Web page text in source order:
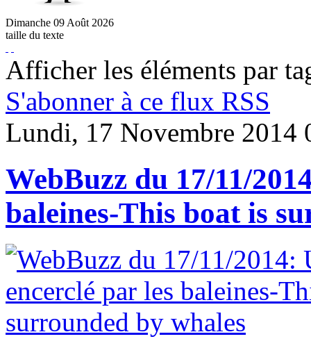
Dimanche 09 Août 2026
taille du texte
Afficher les éléments par
S'abonner à ce flux RSS
Lundi, 17 Novembre 2014
WebBuzz du 17/11/
baleines-This boat is